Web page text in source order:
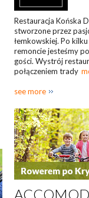
Restauracja Końska
stworzone przez
łemkowskiej. Po
remoncie jesteśmy
gości. Wystrój
połączeniem trady
see more